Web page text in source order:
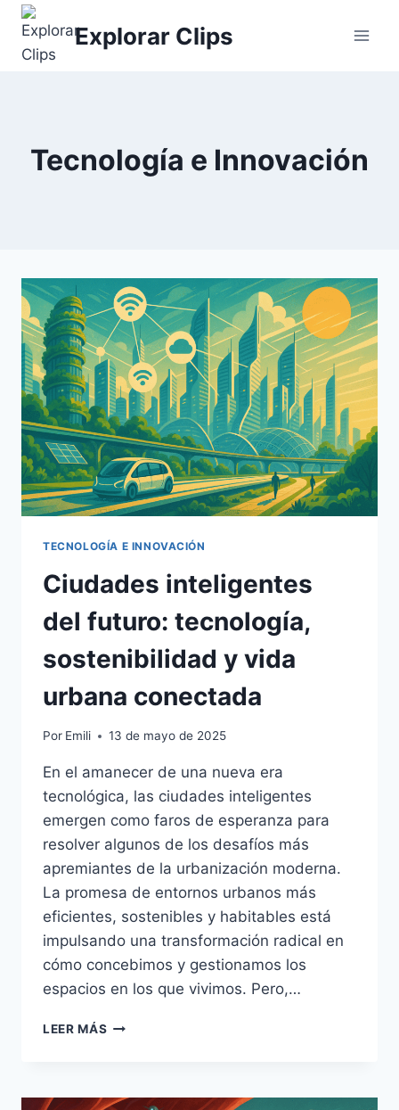
Saltar
contenido
Explorar Clips
Tecnología e Innovación
TECNOLOGÍA E INNOVACIÓN
Ciudades inteligentes
del futuro: tecnología,
sostenibilidad y vida
urbana conectada
Por Emili 13 de mayo de 2025
En el amanecer de una nueva era
tecnológica, las ciudades inteligentes
emergen como faros de esperanza para
resolver algunos de los desafíos más
apremiantes de la urbanización moderna.
La promesa de entornos urbanos más
eficientes, sostenibles y habitables está
impulsando una transformación radical en
cómo concebimos y gestionamos los
espacios en los que vivimos. Pero,…
LEER MÁS CIUDADES
TECNOLOGÍA,